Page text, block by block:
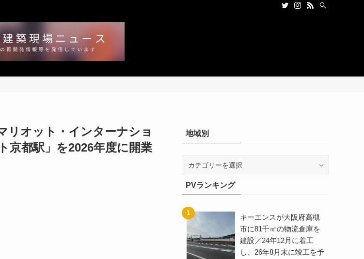
リオット・インターナショ
京都駅」を2026年度に開業
地域別
別PVランキング
キーエンスが大阪府高槻
市に81千㎡の物流倉庫を
建設／24年12月に着工
し、26年8月末に竣工を予